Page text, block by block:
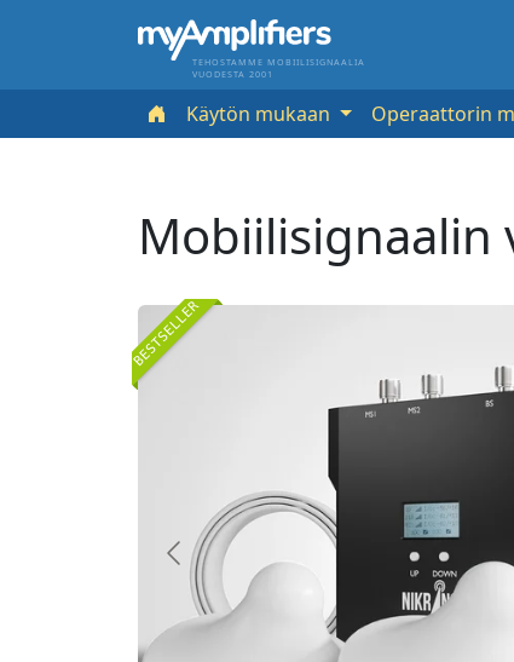
TEHOSTAMME MOBIILISIGNAALIA
VUODESTA 2001
Käytön mukaan Operaattorin
Mobiilisignaalin
BESTSELLER